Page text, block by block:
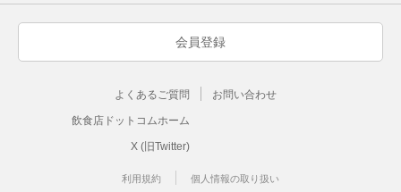
会員登録
よくあるご質問 お問い合わせ
飲食店ドットコムホーム
X (旧Twitter)
利用規約 個人情報の取り扱い